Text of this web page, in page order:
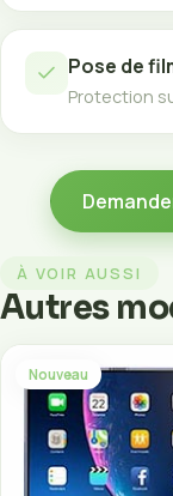
Pose de
Protection
À VOIR AUSSI
Autres
Nouveau